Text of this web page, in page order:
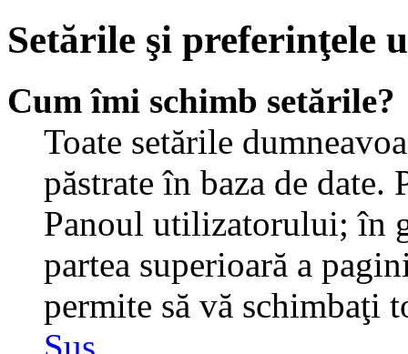
Setările şi preferinţele
Cum îmi schimb setările?
Toate setările
păstrate în baza de
Panoul utilizatorului; în
partea superioară a
permite să vă schimbaţi